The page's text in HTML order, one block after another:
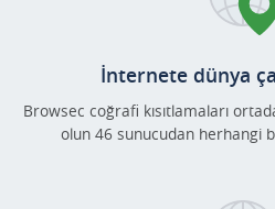
İnternete dünya
Browsec coğrafi kısıtlamaları
olun 46 sunucudan herhangi